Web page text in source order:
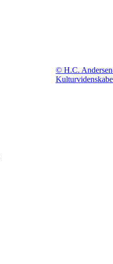
© H.C.